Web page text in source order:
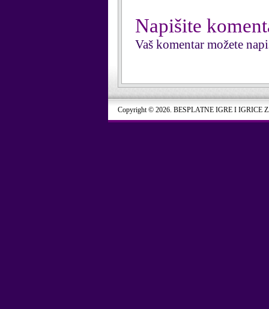
Napišite
Vaš komentar možete
Copyright © 2026. BESPLATNE IGRE I IGRICE